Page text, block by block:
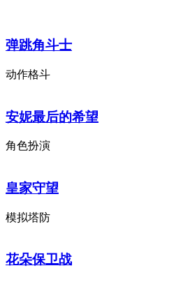
弹跳角斗士
动作格斗
安妮最后的希望
角色扮演
皇家守望
模拟塔防
花朵保卫战